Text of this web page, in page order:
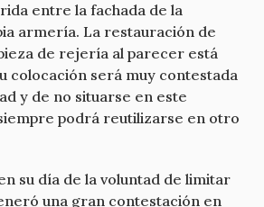
entre la fachada de la
armería. La restauración de
de rejería al parecer está
colocación será muy contestada
y de no situarse en este
podrá reutilizarse en otro
su día de la voluntad de limitar
una gran contestación en